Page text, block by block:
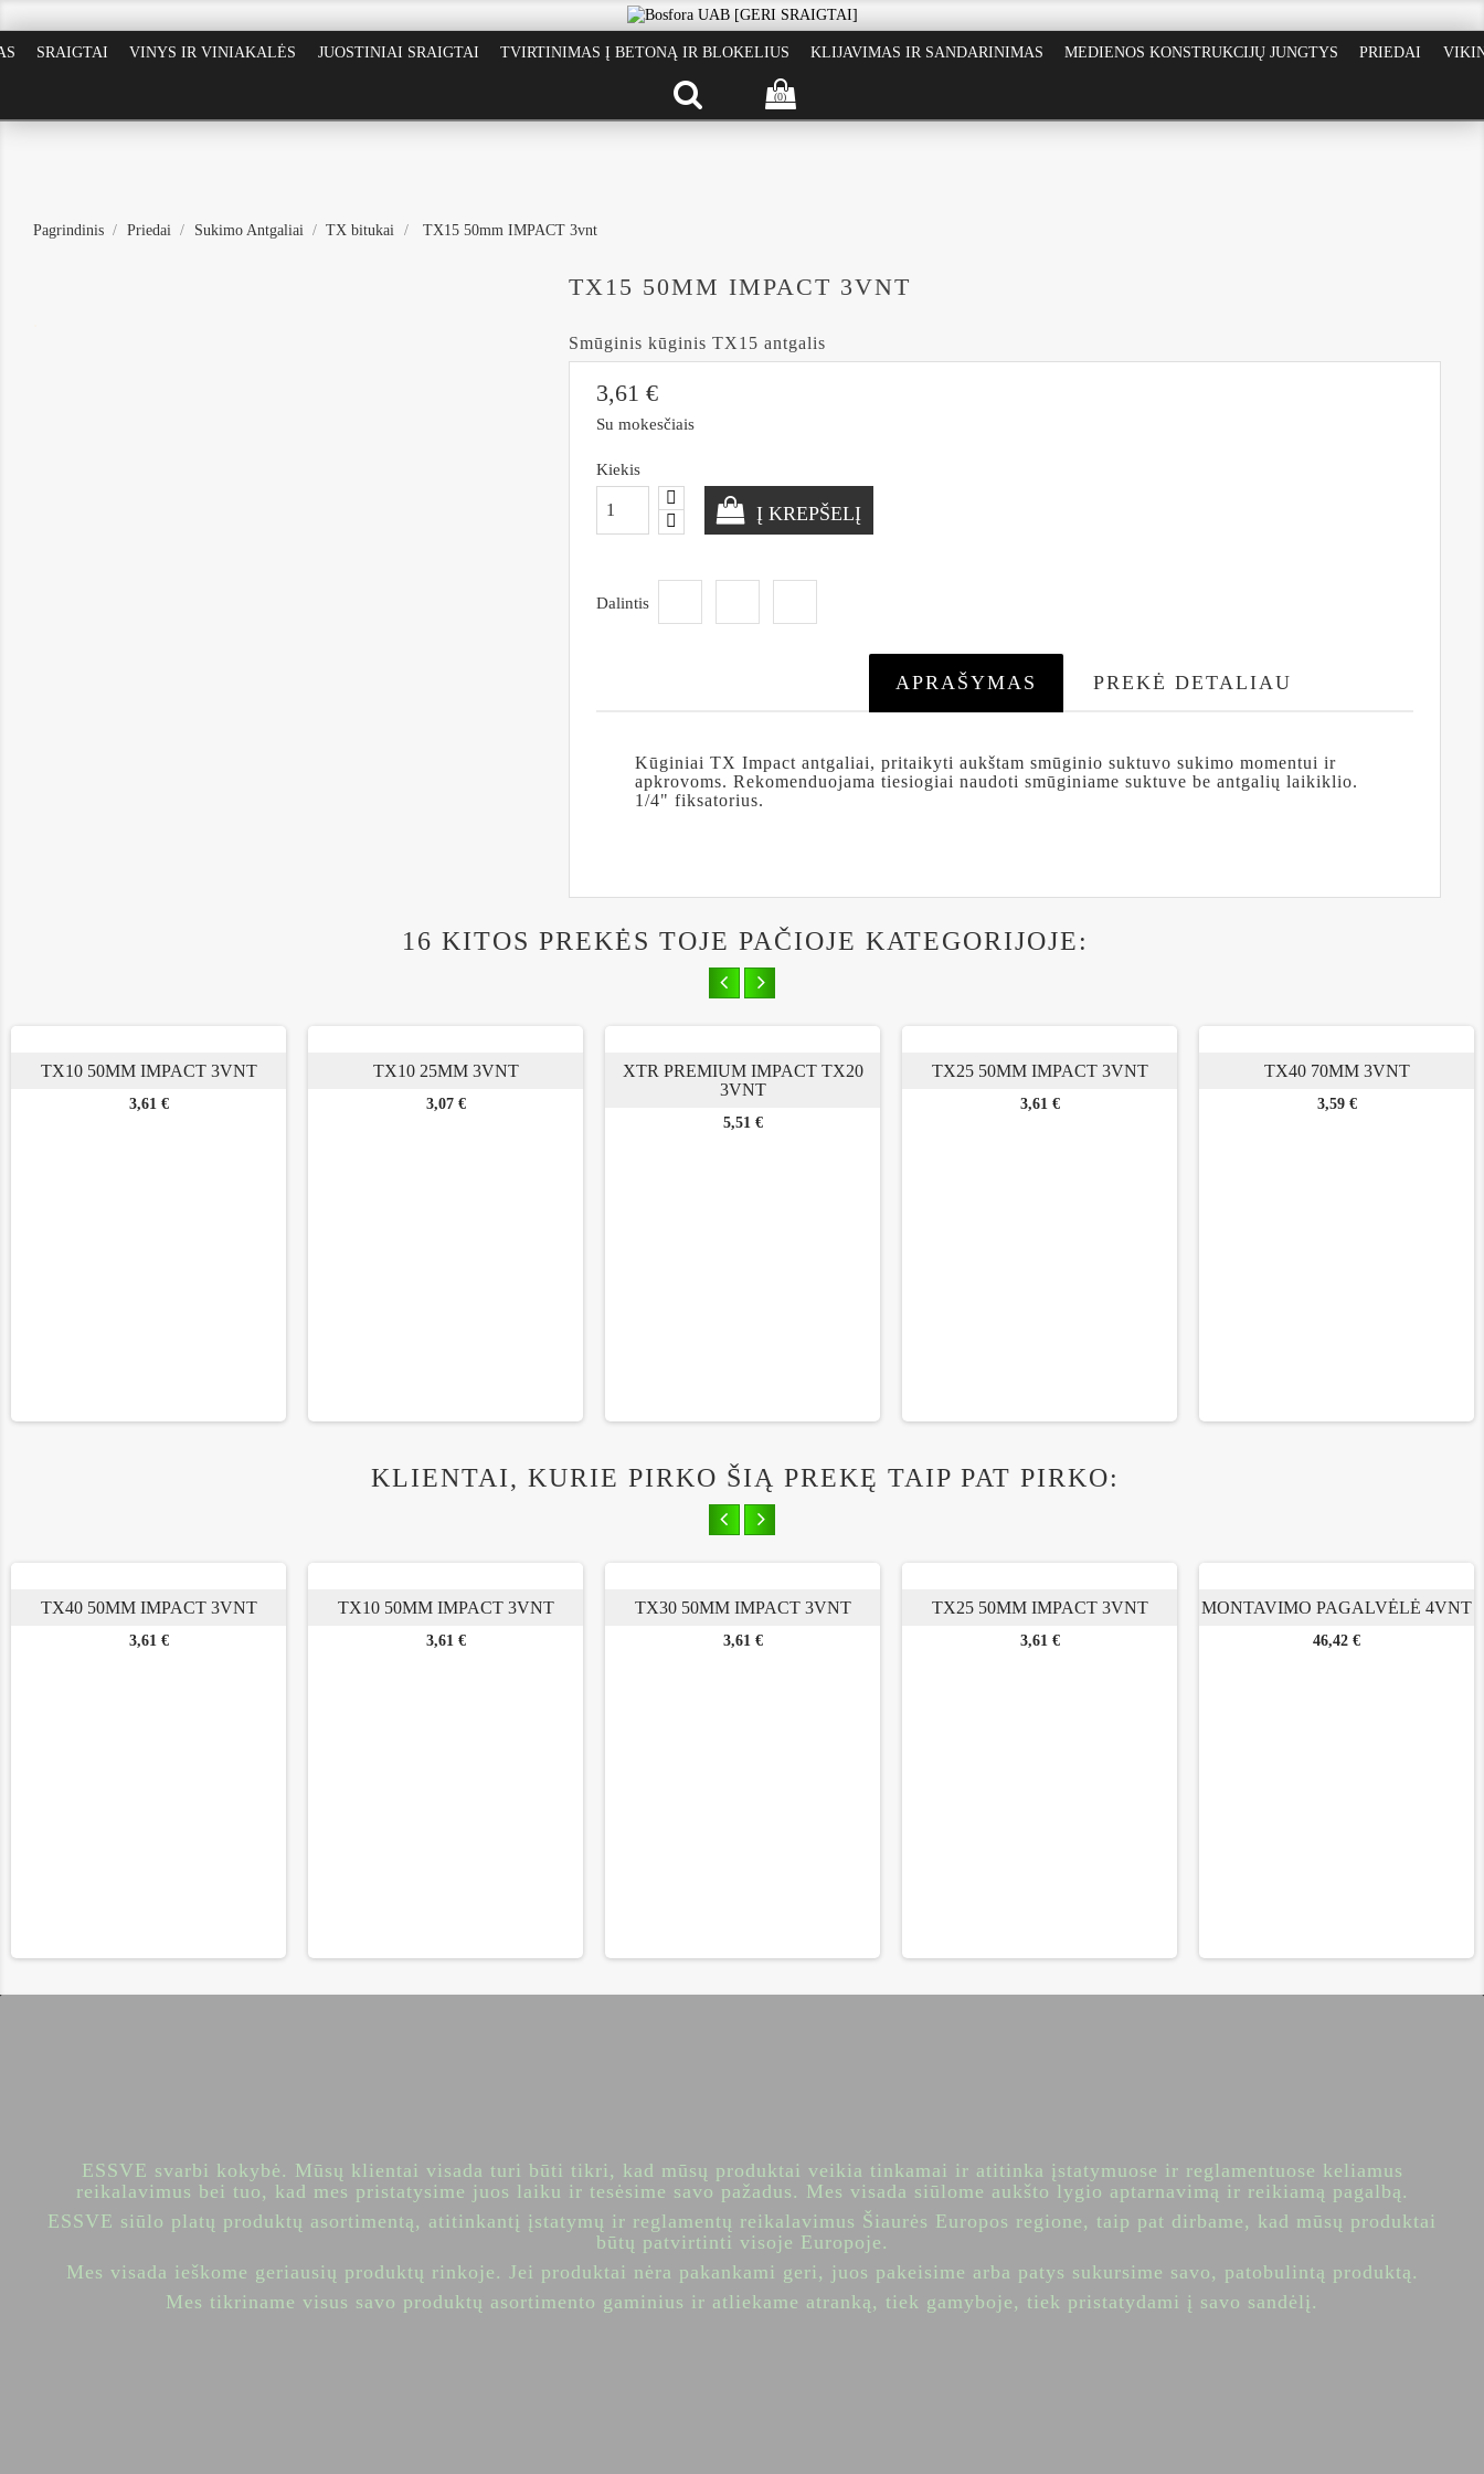
SRAIGTAI VINYS IR VINIAKALĖS JUOSTINIAI SRAIGTAI TVIRTINIMAS Į BETONĄ IR BLOKELIUS KLIJAVIMAS IR SANDARINIMAS MEDIENOS KONSTRUKCIJŲ JUNGTYS PRIEDAI
(0)
Pagrindinis Priedai Sukimo Antgaliai TX bitukai TX15 50mm IMPACT 3vnt
TX15 50MM IMPACT 3VNT
Smūginis kūginis TX15 antgalis
3,61 €
Su mokesčiais
Kiekis
Į KREPŠELĮ
Dalintis
APRAŠYMAS PREKĖ DETALIAU
Kūginiai TX Impact antgaliai, pritaikyti aukštam smūginio suktuvo sukimo momentui ir
apkrovoms. Rekomenduojama tiesiogiai naudoti smūginiame suktuve be antgalių laikiklio.
1/4" fiksatorius.
16 KITOS PREKĖS TOJE PAČIOJE KATEGORIJOJE:
TX10 50MM IMPACT 3VNT
Kaina
3,61 €
TX10 25MM 3VNT
Kaina
3,07 €
XTR PREMIUM IMPACT TX20
3VNT
Kaina
5,51 €
TX25 50MM IMPACT 3VNT
Kaina
3,61 €
TX40 70MM 3VNT
Kaina
3,59 €
KLIENTAI, KURIE PIRKO ŠIĄ PREKĘ TAIP PAT PIRKO:
TX40 50MM IMPACT 3VNT
Kaina
3,61 €
TX10 50MM IMPACT 3VNT
Kaina
3,61 €
TX30 50MM IMPACT 3VNT
Kaina
3,61 €
TX25 50MM IMPACT 3VNT
Kaina
3,61 €
MONTAVIMO PAGALVĖLĖ 4VNT
Kaina
46,42 €
ESSVE svarbi kokybė. Mūsų klientai visada turi būti tikri, kad mūsų produktai veikia tinkamai ir atitinka įstatymuose ir reglamentuose keliamus
reikalavimus bei tuo, kad mes pristatysime juos laiku ir tesėsime savo pažadus. Mes visada siūlome aukšto lygio aptarnavimą ir reikiamą pagalbą.
ESSVE siūlo platų produktų asortimentą, atitinkantį įstatymų ir reglamentų reikalavimus Šiaurės Europos regione, taip pat dirbame, kad mūsų produktai
būtų patvirtinti visoje Europoje.
Mes visada ieškome geriausių produktų rinkoje. Jei produktai nėra pakankami geri, juos pakeisime arba patys sukursime savo, patobulintą produktą.
Mes tikriname visus savo produktų asortimento gaminius ir atliekame atranką, tiek gamyboje, tiek pristatydami į savo sandėlį.